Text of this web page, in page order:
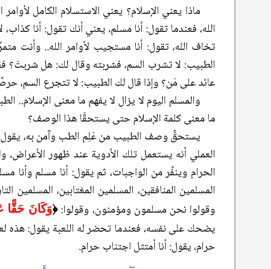
ماذا يعني الإسلام؟ يعني الاستسلام الكامل
الله، فعندما تقول: أنا مسلم، يعني أنك تقول: أنا
تخاف الله، تقول: أنا مستجيب لأوامر الله.. وأنت
الطبيب: لا تشرب السم، فشربته وقال لك: هل
عائد على مَن؟ وإذا قال لك الطبيب: لا تتجرع السم،
والمسلم اليوم لا يزال لا يفهم ما معنى الإسلام..
ما معنى كلمة الإسلام حتى يستحقَّا هذا الوصف؟
يستحقُّ وصف الطبيب من عَلِم الطب وآمن به، يقول
العملي أنه يستعمل تلك الأدوية عند ظهور
الحرام وينفِّر من الواجبات، ثم يقول: أنا مسلم وأنا
المسلمين المنافقين، المسلمين المغتابين، المسلمين
وقولوا نحن مسلمون ومؤمنون، وقولوا: ﴿وَكَانَ حَقًّا
يضحك على نفسه، فعندما تحضر له اللعبة يقول: هذه
حرام، يقول: أنا أمتثل اجتناب حرام.